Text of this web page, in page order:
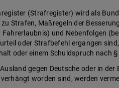
(Strafregister) wird als
Strafen, Maßregeln der
Fahrerlaubnis) und Nebenfolgen
oder Strafbefehl ergangen
oder einem Schuldspruch nach
gegen Deutsche oder in
worden sind, werden